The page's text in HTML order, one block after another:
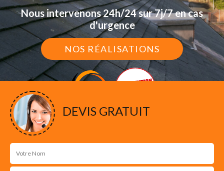
Nous intervenons 24h/24 sur 7j/7 en cas
d'urgence
NOS RÉALISATIONS
DEVIS GRATUIT